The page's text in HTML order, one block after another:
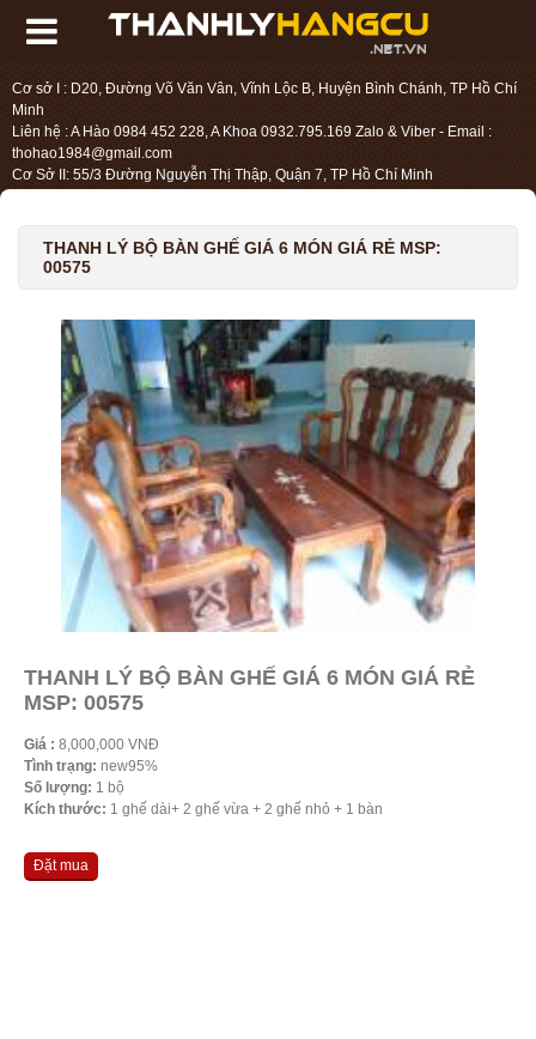
Cơ sở I : D20, Đường Võ Văn Vân, Vĩnh Lộc B, Huyện Bình Chánh, TP Hồ Chí
Minh
Liên hệ : A Hào 0984 452 228, A Khoa 0932.795.169 Zalo & Viber - Email :
thohao1984@gmail.com
Cơ Sở II: 55/3 Đường Nguyễn Thị Thập, Quận 7, TP Hồ Chí Minh
THANH LÝ BỘ BÀN GHẾ GIÁ 6 MÓN GIÁ RẺ MSP:
00575
THANH LÝ BỘ BÀN GHẾ GIÁ 6 MÓN GIÁ RẺ
MSP: 00575
Giá : 8,000,000 VNĐ
Tình trạng: new95%
Số lượng: 1 bộ
Kích thước: 1 ghế dài+ 2 ghế vừa + 2 ghế nhỏ + 1 bàn
Đặt mua